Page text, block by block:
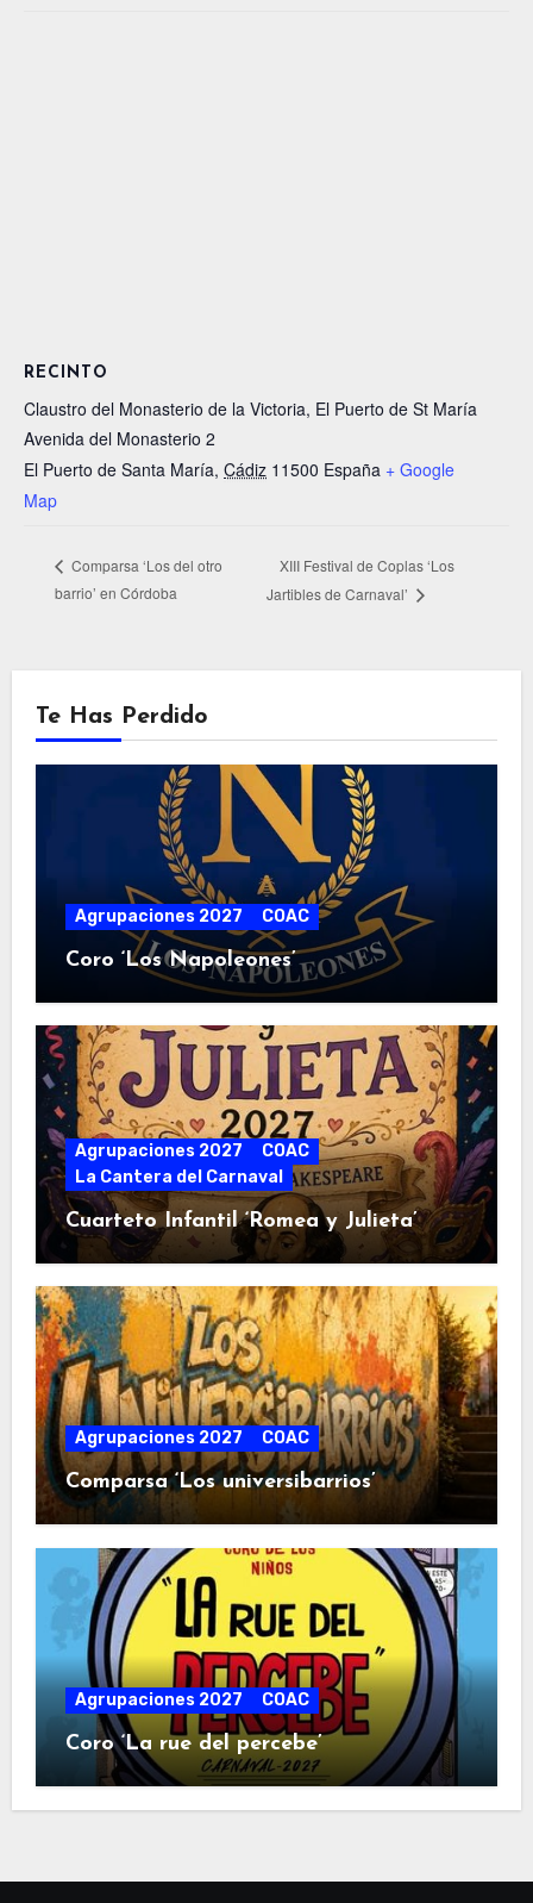
RECINTO
Claustro del Monasterio de la Victoria, El Puerto de St María
Avenida del Monasterio 2
El Puerto de Santa María, Cádiz 11500 España + Google
Map
Comparsa ‘Los del otro
barrio’ en Córdoba
XIII Festival de Coplas ‘Los
Jartibles de Carnaval’
Te Has Perdido
Agrupaciones 2027 COAC
Coro ‘Los Napoleones’
Agrupaciones 2027
COAC
La Cantera del Carnaval
Cuarteto Infantil ‘Romea y Julieta’
Agrupaciones 2027 COAC
Comparsa ‘Los universibarrios’
Agrupaciones 2027 COAC
Coro ‘La rue del percebe’